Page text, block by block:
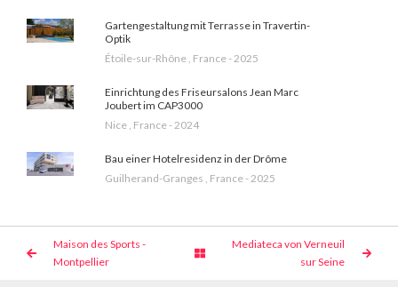
Gartengestaltung mit Terrasse in Travertin-
Optik
Étoile-sur-Rhône , France - 2025
Einrichtung des Friseursalons Jean Marc
Joubert im CAP3000
Nice , France - 2024
Bau einer Hotelresidenz in der Drôme
Guilherand-Granges , France - 2025
Maison des Sports -
Montpellier
Mediateca von Verneuil
sur Seine